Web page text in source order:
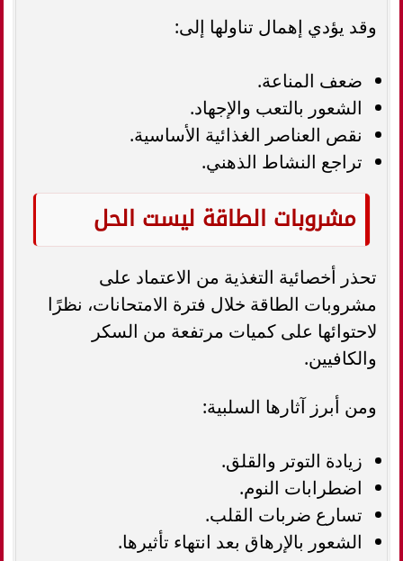
وقد يؤدي إهمال تناولها إلى:
ضعف المناعة.
الشعور بالتعب والإجهاد.
نقص العناصر الغذائية الأساسية.
تراجع النشاط الذهني.
مشروبات الطاقة ليست الحل
تحذر أخصائية التغذية من الاعتماد على
مشروبات الطاقة خلال فترة الامتحانات، نظرًا
لاحتوائها على كميات مرتفعة من السكر
والكافيين.
ومن أبرز آثارها السلبية:
زيادة التوتر والقلق.
اضطرابات النوم.
تسارع ضربات القلب.
الشعور بالإرهاق بعد انتهاء تأثيرها.